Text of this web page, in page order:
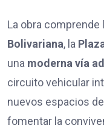
La obra comprende
Bolivariana, la
una moderna vía
circuito vehicular
nuevos espacios
fomentar la